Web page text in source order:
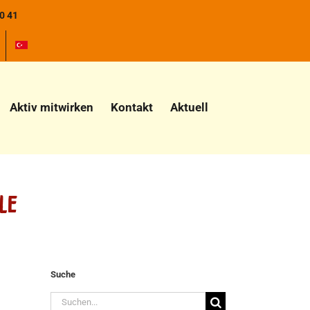
41
Aktiv mitwirken Kontakt Aktuell
Suche
Suche